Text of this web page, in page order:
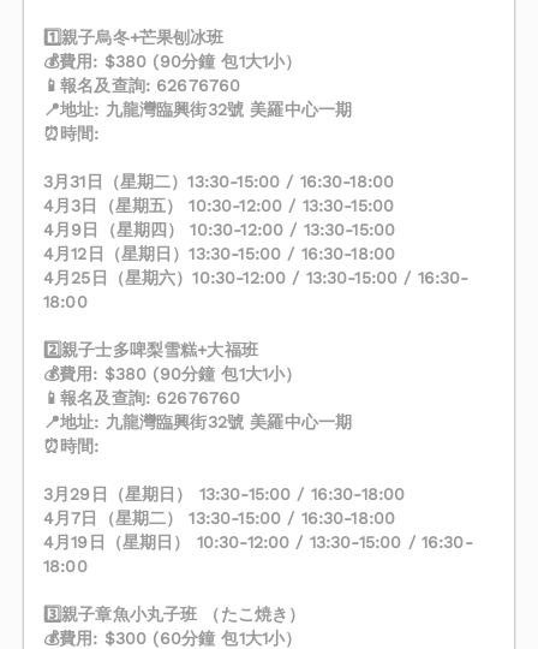
1️⃣親子烏冬+芒果刨冰班
💰費用: $380 (90分鐘 包1大1小）
📱報名及查詢: 62676760
📍地址: 九龍灣臨興街32號 美羅中心一期
⏰時間:
3月31日（星期二）13:30-15:00 / 16:30-18:00
4月3日（星期五） 10:30-12:00 / 13:30-15:00
4月9日（星期四） 10:30-12:00 / 13:30-15:00
4月12日（星期日）13:30-15:00 / 16:30-18:00
4月25日（星期六）10:30-12:00 / 13:30-15:00 / 16:30-
18:00
2️⃣親子士多啤梨雪糕+大福班
💰費用: $380 (90分鐘 包1大1小）
📱報名及查詢: 62676760
📍地址: 九龍灣臨興街32號 美羅中心一期
⏰時間:
3月29日（星期日） 13:30-15:00 / 16:30-18:00
4月7日（星期二） 13:30-15:00 / 16:30-18:00
4月19日（星期日） 10:30-12:00 / 13:30-15:00 / 16:30-
18:00
3️⃣親子章魚小丸子班 （たこ焼き）
💰費用: $300 (60分鐘 包1大1小）